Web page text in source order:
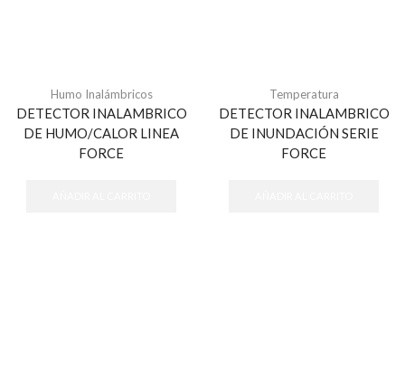
Humo Inalámbricos
DETECTOR INALAMBRICO
DE HUMO/CALOR LINEA
FORCE
Temperatura
DETECTOR INALAMBRICO
DE INUNDACIÓN SERIE
FORCE